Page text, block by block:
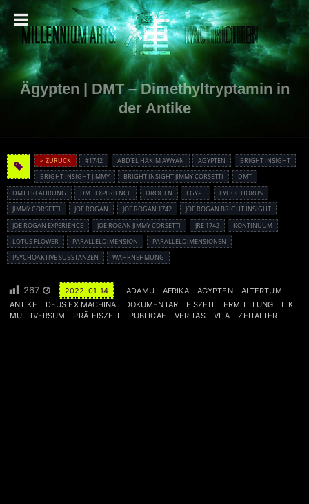
Ägypten | DMT – Dimethyltryptamin in
der Antike
« ZURÜCK #1742 ABD'EL HAKIM AWYAN ÄGYPTEN
BRIGHT INSIGHT
BRIGHT INSIGHT JIMMY
BRIGHT INSIGHT JIMMY CORSETTI
DMT
DMT ERFAHRUNG
DMT EXPERIENCE DROGEN EGYPT
EYE OF HORUS
JIMMY CORSETTI
JOE ROGAN JOE ROGAN 1742
JOE ROGAN BRIGHT INSIGHT
JOE ROGAN EXPERIENCE
JOE ROGAN JIMMY CORSETTI JRE 1742
KONTINUUM
LOTUS FLOWER
PARALLELDIMENSION
PARALLELDIMENSIONEN
PSYCHOAKTIVE SUBSTANZEN
WAHRNEHMUNG
267 2022-01-14 ADAMU AFRIKA ÄGYPTEN
ALTERTUM
ANTIKE
DEUS EX MACHINA DOKUMENTAR EISZEIT ERMITTLUNG
ITK
MULTIVERSUM
PRÄ-EISZEIT PUBLICAE VERITAS VITA ZEITALTER